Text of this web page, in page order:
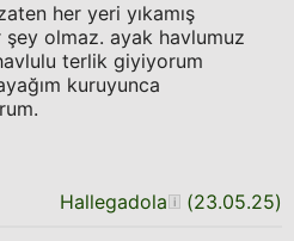
her yeri yıkamış
olmaz. ayak havlumuz
terlik giyiyorum
kuruyunca
Hallegadola (23.05.25)